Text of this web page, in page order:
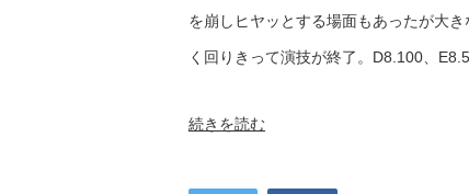
を崩しヒヤッとする場面もあったが大
く回りきって演技が終了。D8.100、
続きを読む